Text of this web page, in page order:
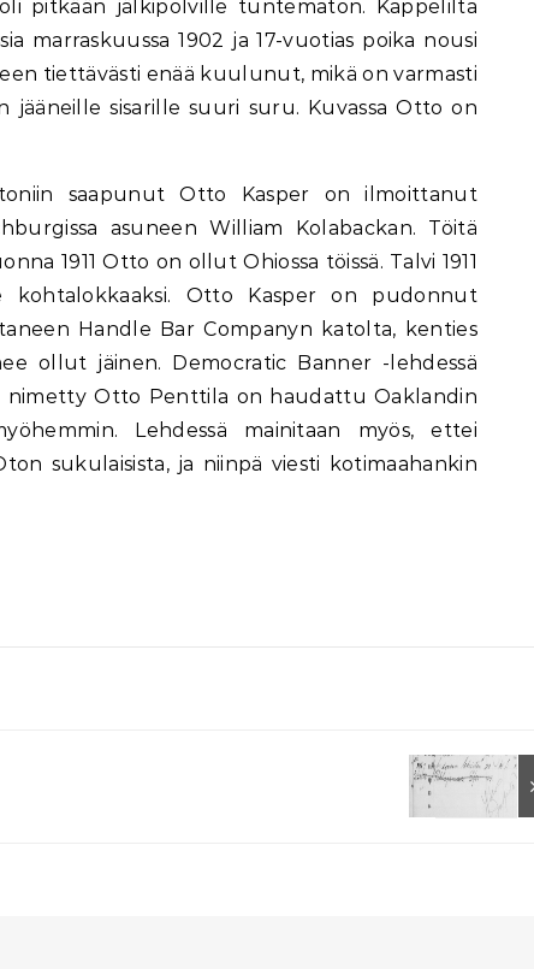
marraskuussa 1902 ja 17-vuotias poika nousi
tiettävästi enää kuulunut, mikä on varmasti
sisarille suuri suru. Kuvassa Otto on
saapunut Otto Kasper on ilmoittanut
asuneen William Kolabackan. Töitä
1911 Otto on ollut Ohiossa töissä. Talvi 1911
kohtalokkaaksi. Otto Kasper on pudonnut
Handle Bar Companyn katolta, kenties
ollut jäinen. Democratic Banner -lehdessä
nimetty Otto Penttila on haudattu Oaklandin
Lehdessä mainitaan myös, ettei
sukulaisista, ja niinpä viesti kotimaahankin